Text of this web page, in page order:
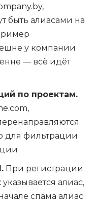
быть алиасами на
у компании
— всё идёт
по проектам.
для фильтрации
При регистрации
алиас,
спама алиас